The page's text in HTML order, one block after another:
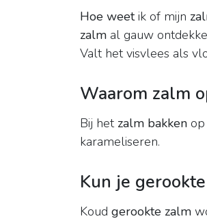
Hoe weetik of mijn
zalm al gauw
Valt het visvlees als
Waarom zalm
Bij het zalm bakken
karameliseren.
Kun je
Koud gerookte zalm